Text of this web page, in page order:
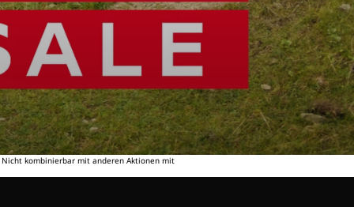
kombinierbar mit anderen Aktionen mit